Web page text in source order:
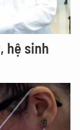
hệ sinh